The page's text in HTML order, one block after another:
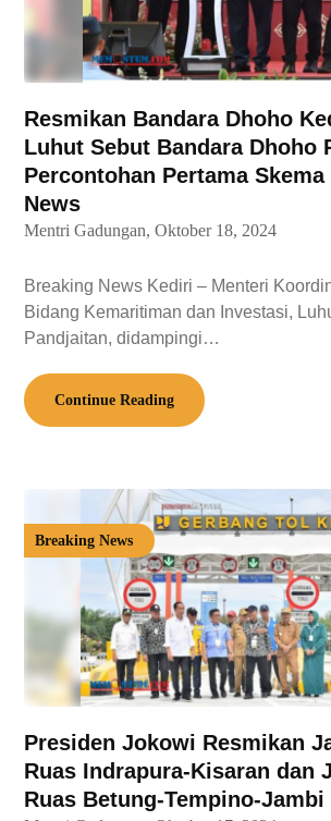
Resmikan Bandara Dhoho
Luhut Sebut Bandara Dhoho
Percontohan Pertama Skema
News
Mentri Gadungan, Oktober 18, 2024
Breaking News Kediri – Menteri
Bidang Kemaritiman dan Investasi,
Pandjaitan, didampingi…
Continue Reading
Breaking News
Presiden Jokowi Resmikan
Ruas Indrapura-Kisaran dan
Ruas Betung-Tempino-Jambi